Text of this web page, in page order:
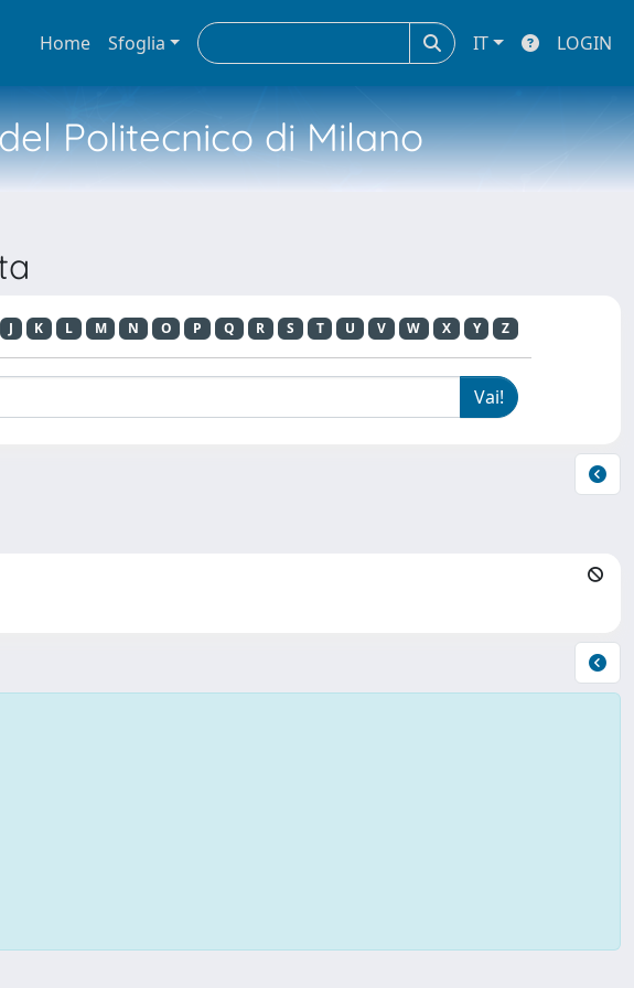
Home Sfoglia IT LOGIN
Politecnico di Milano
J K L M N O P Q R S T U V W X Y Z